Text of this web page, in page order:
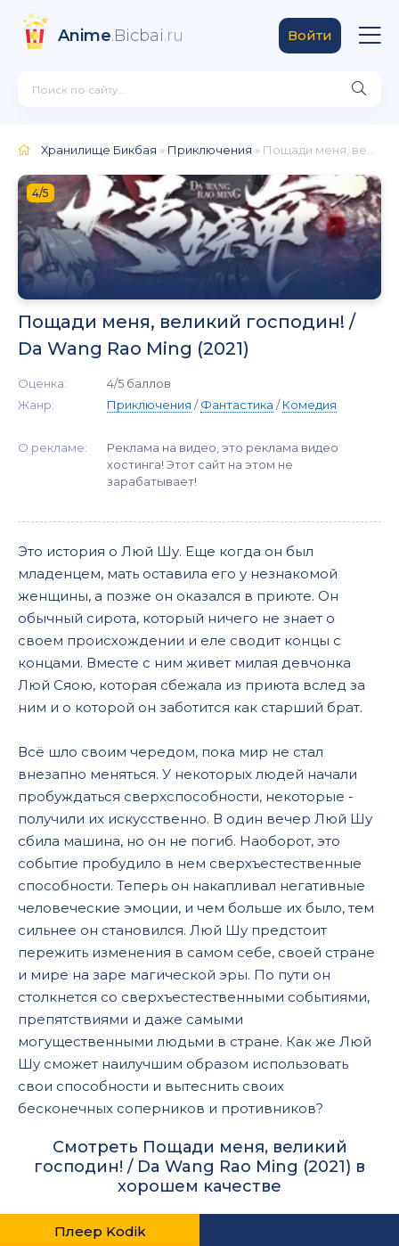
Anime.Bicbai.ru Войти
Хранилище Бикбая » Приключения » Пощади меня, великий господин! / Da Wang Rao Ming (2021)
4/5
Пощади меня, великий господин! /
Da Wang Rao Ming (2021)
Оценка:
4/5 баллов
Жанр:
Приключения /Фантастика /Комедия
О рекламе:
Реклама на видео, это реклама видео
хостинга! Этот сайт на этом не
зарабатывает!
Это история о Люй Шу. Еще когда он был
младенцем, мать оставила его у незнакомой
женщины, а позже он оказался в приюте. Он
обычный сирота, который ничего не знает о
своем происхождении и еле сводит концы с
концами. Вместе с ним живет милая девчонка
Люй Сяою, которая сбежала из приюта вслед за
ним и о которой он заботится как старший брат.
Всё шло своим чередом, пока мир не стал
внезапно меняться. У некоторых людей начали
пробуждаться сверхспособности, некоторые -
получили их искусственно. В один вечер Люй Шу
сбила машина, но он не погиб. Наоборот, это
событие пробудило в нем сверхъестественные
способности. Теперь он накапливал негативные
человеческие эмоции, и чем больше их было, тем
сильнее он становился. Люй Шу предстоит
пережить изменения в самом себе, своей стране
и мире на заре магической эры. По пути он
столкнется со сверхъестественными событиями,
препятствиями и даже самыми
могущественными людьми в стране. Как же Люй
Шу сможет наилучшим образом использовать
свои способности и вытеснить своих
бесконечных соперников и противников?
Смотреть Пощади меня, великий
господин! / Da Wang Rao Ming (2021) в
хорошем качестве
Плеер Kodik